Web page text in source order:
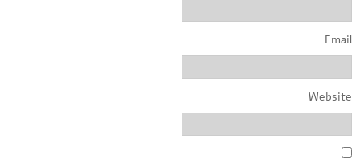
Email
Website